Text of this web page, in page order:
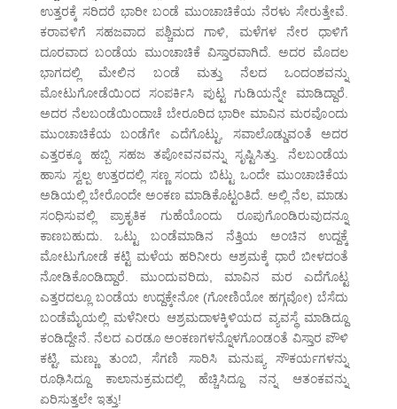
ಉತ್ತರಕ್ಕೆ ಸರಿದರೆ ಭಾರೀ ಬಂಡೆ ಮುಂಚಾಚಿಕೆಯ ನೆರಳು ಸೇರುತ್ತೇವೆ.
ಕರಾವಳಿಗೆ ಸಹಜವಾದ ಪಶ್ಚಿಮದ ಗಾಳಿ, ಮಳೆಗಳ ನೇರ ಧಾಳಿಗೆ
ದೂರವಾದ ಬಂಡೆಯ ಮುಂಚಾಚಿಕೆ ವಿಸ್ತಾರವಾಗಿದೆ. ಅದರ ಮೊದಲ
ಭಾಗದಲ್ಲಿ ಮೇಲಿನ ಬಂಡೆ ಮತ್ತು ನೆಲದ ಒಂದಂಶವನ್ನು
ಮೋಟುಗೋಡೆಯಿಂದ ಸಂಪರ್ಕಿಸಿ ಪುಟ್ಟ ಗುಡಿಯನ್ನೇ ಮಾಡಿದ್ದಾರೆ.
ಅದರ ನೆಲಬಂಡೆಯಿಂದಾಚೆ ಬೇರೂರಿದ ಭಾರೀ ಮಾವಿನ ಮರವೊಂದು
ಮುಂಚಾಚಿಕೆಯ ಬಂಡೆಗೇ ಎದೆಗೊಟ್ಟು, ಸವಾಲೊಡ್ಡುವಂತೆ ಅದರ
ಎತ್ತರಕ್ಕೂ ಹಬ್ಬಿ ಸಹಜ ತಪೋವನವನ್ನು ಸೃಷ್ಟಿಸಿತ್ತು. ನೆಲಬಂಡೆಯ
ಹಾಸು ಸ್ವಲ್ಪ ಉತ್ತರದಲ್ಲಿ ಸಣ್ಣ ಸಂದು ಬಿಟ್ಟು ಒಂದೇ ಮುಂಚಾಚಿಕೆಯ
ಅಡಿಯಲ್ಲಿ ಬೇರೊಂದೇ ಅಂಕಣ ಮಾಡಿಕೊಟ್ಟಂತಿದೆ. ಅಲ್ಲಿ ನೆಲ, ಮಾಡು
ಸಂಧಿಸುವಲ್ಲಿ ಪ್ರಾಕೃತಿಕ ಗುಹೆಯೊಂದು ರೂಪುಗೊಂಡಿರುವುದನ್ನೂ
ಕಾಣಬಹುದು. ಒಟ್ಟು ಬಂಡೆಮಾಡಿನ ನೆತ್ತಿಯ ಅಂಚಿನ ಉದ್ದಕ್ಕೆ
ಮೋಟುಗೋಡೆ ಕಟ್ಟಿ ಮಳೆಯ ಹರಿನೀರು ಆಶ್ರಮಕ್ಕೆ ಧಾರೆ ಬೀಳದಂತೆ
ನೋಡಿಕೊಂಡಿದ್ದಾರೆ. ಮುಂದುವರಿದು, ಮಾವಿನ ಮರ ಎದೆಗೊಟ್ಟ
ಎತ್ತರದಲ್ಲೂ ಬಂಡೆಯ ಉದ್ದಕ್ಕೇನೋ (ಗೋಣಿಯೋ ಹಗ್ಗವೋ) ಬೆಸೆದು
ಬಂಡೆಮೈಯಲ್ಲಿ ಮಳೆನೀರು ಆಶ್ರಮದಾಳಕ್ಕಿಳಿಯದ ವ್ಯವಸ್ಥೆ ಮಾಡಿದ್ದೂ
ಕಂಡಿದ್ದೇನೆ. ನೆಲದ ಎರಡೂ ಅಂಕಣಗಳನ್ನೊಳಗೊಂಡಂತೆ ವಿಸ್ತಾರ ಪೌಳಿ
ಕಟ್ಟಿ, ಮಣ್ಣು ತುಂಬಿ, ಸೆಗಣಿ ಸಾರಿಸಿ ಮನುಷ್ಯ ಸೌಕರ್ಯಗಳನ್ನು
ರೂಢಿಸಿದ್ದೂ ಕಾಲಾನುಕ್ರಮದಲ್ಲಿ ಹೆಚ್ಚಿಸಿದ್ದೂ ನನ್ನ ಆತಂಕವನ್ನು
ಏರಿಸುತ್ತಲೇ ಇತ್ತು!